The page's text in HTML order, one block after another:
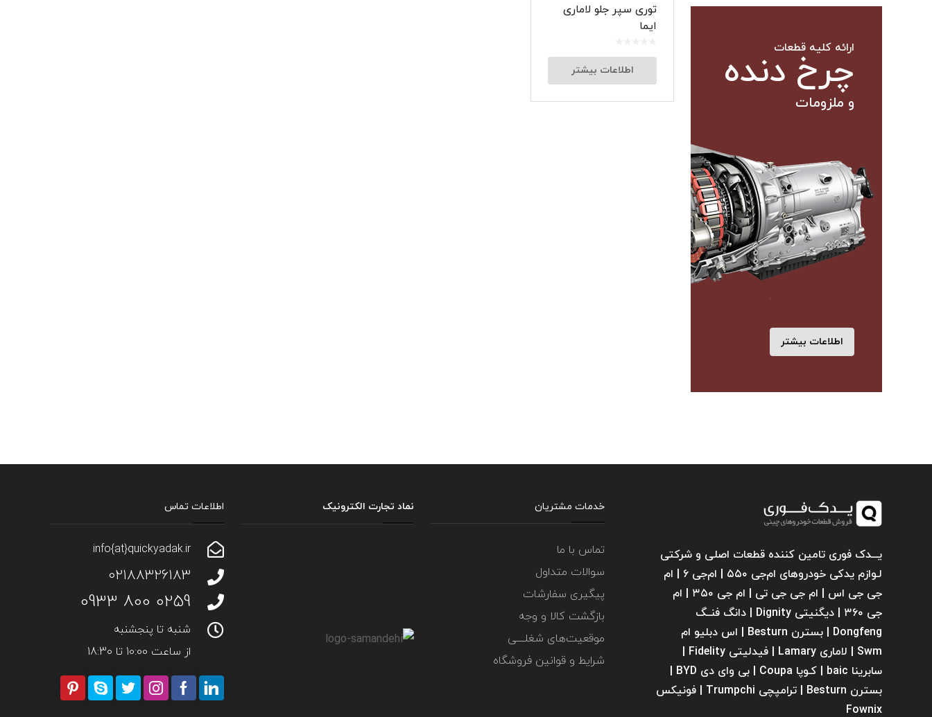
ارائه کلیه قطعات
چرخ دنده
و ملزومات
اطلاعات بیشتر
توری سپر جلو لاماری
ایما
اطلاعات بیشتر
یـــدک فوری تامین کننده قطعات اصلی و شرکتی
لـوازم یدکی خودروهای ام‌جی ۵۵۰ | ام‌جی ۶ | ام
جی جی اس | ام جی جی تی | ام‌ جی ۳۵۰ | ام
جی ۳۶۰ | دیگنیتی Dignity | دانگ فنــگ
Dongfeng | بسترن Besturn | اس دبلیو ام
بسترن Besturn | ترامپچی Trumpchi | فونیکس
Fownix
خدمات مشتریان
تماس با ما
سوالات متداول
پیگیری سفارشات
بازگشت کالا و وجه
موقعیت‌های شغلــــی
شرایط و قوانین فروشگاه
نماد تجارت الکترونیک اطلاعات تماس
info{at}quickyadak.ir
02188326183
0259 800 0933
شنبه تا پنجشنبه
از ساعت 10:00 تا 18:30